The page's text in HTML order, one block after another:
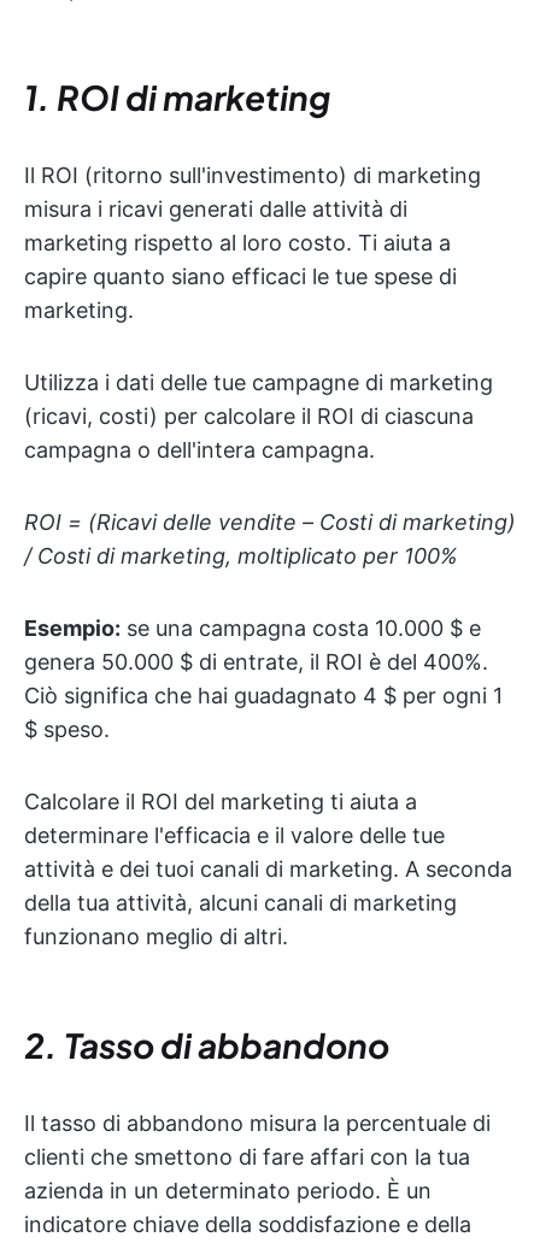
1. ROI di marketing
Il ROI (ritorno sull'investimento) di marketing
misura i ricavi generati dalle attività di
marketing rispetto al loro costo. Ti aiuta a
capire quanto siano efficaci le tue spese di
marketing.
Utilizza i dati delle tue campagne di marketing
(ricavi, costi) per calcolare il ROI di ciascuna
campagna o dell'intera campagna.
ROI = (Ricavi delle vendite – Costi di marketing)
/ Costi di marketing, moltiplicato per 100%
Esempio: se una campagna costa 10.000 $ e
genera 50.000 $ di entrate, il ROI è del 400%.
Ciò significa che hai guadagnato 4 $ per ogni 1
$ speso.
Calcolare il ROI del marketing ti aiuta a
determinare l'efficacia e il valore delle tue
attività e dei tuoi canali di marketing. A seconda
della tua attività, alcuni canali di marketing
funzionano meglio di altri.
2. Tasso di abbandono
Il tasso di abbandono misura la percentuale di
clienti che smettono di fare affari con la tua
azienda in un determinato periodo. È un
indicatore chiave della soddisfazione e della